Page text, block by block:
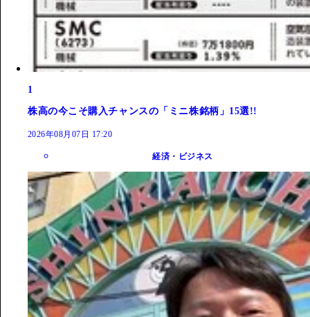
1
株高の今こそ購入チャンスの「ミニ株銘柄」15選!!
2026年08月07日 17:20
経済・ビジネス